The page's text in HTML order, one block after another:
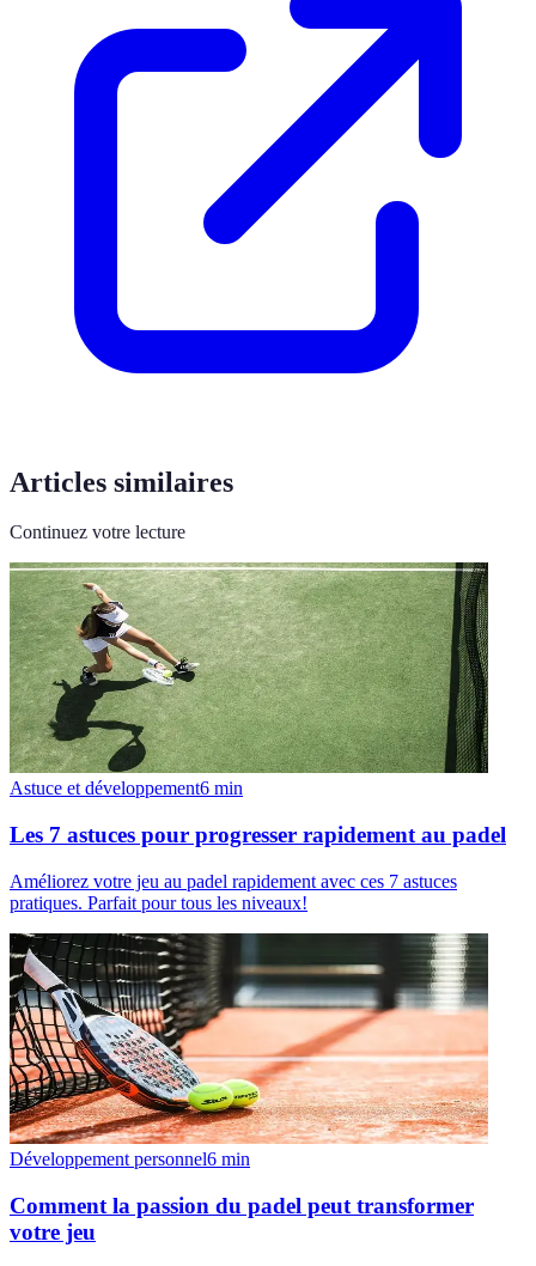
Articles similaires
Continuez votre lecture
Astuce et développement6 min
Les 7 astuces pour progresser rapidement au padel
Améliorez votre jeu au padel rapidement avec ces 7 astuces
pratiques. Parfait pour tous les niveaux!
Développement personnel6 min
Comment la passion du padel peut transformer
votre jeu